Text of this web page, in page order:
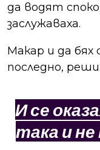
да водят
заслужаваха.
Макар и да
последно,
И се
така и